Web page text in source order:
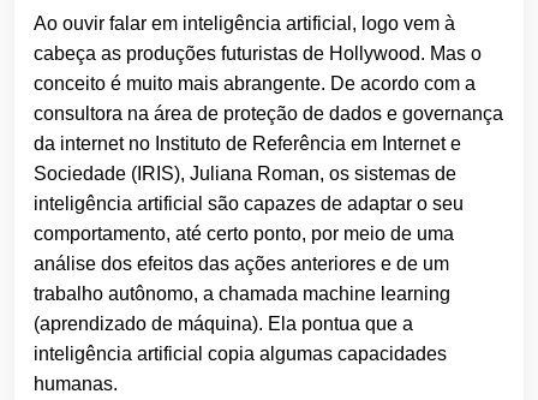
Ao ouvir falar em inteligência artificial, logo vem à
cabeça as produções futuristas de Hollywood. Mas o
conceito é muito mais abrangente. De acordo com a
consultora na área de proteção de dados e governança
da internet no Instituto de Referência em Internet e
Sociedade (IRIS), Juliana Roman, os sistemas de
inteligência artificial são capazes de adaptar o seu
comportamento, até certo ponto, por meio de uma
análise dos efeitos das ações anteriores e de um
trabalho autônomo, a chamada machine learning
(aprendizado de máquina). Ela pontua que a
inteligência artificial copia algumas capacidades
humanas.